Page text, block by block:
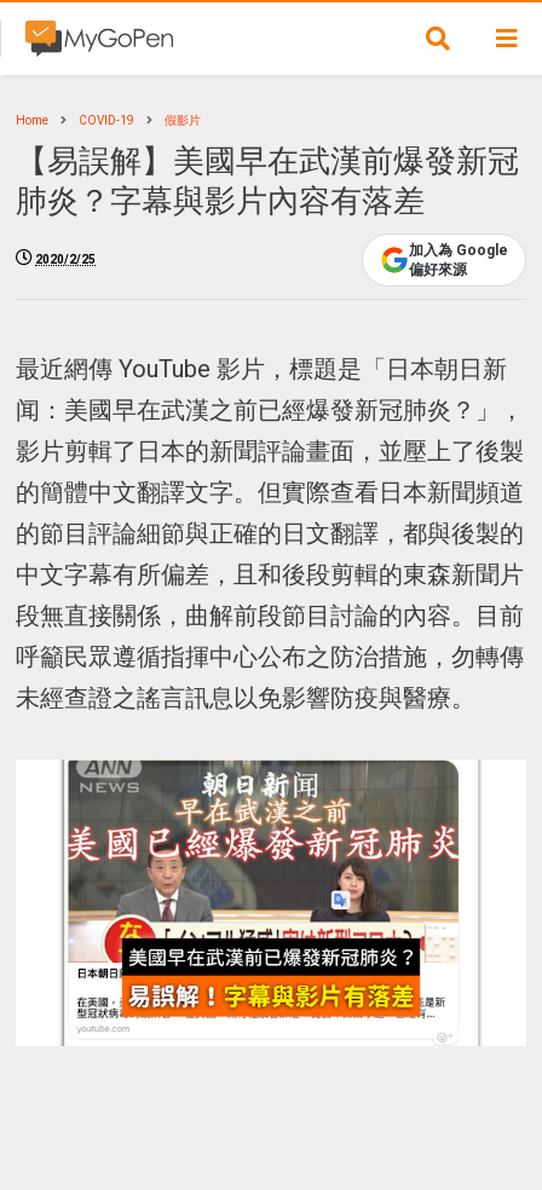
Home COVID-19 假影片
【易誤解】美國早在武漢前爆發新冠
肺炎？字幕與影片內容有落差
2020/2/25
加入為 Google
偏好來源
最近網傳 YouTube 影片，標題是「日本朝日新
闻：美國早在武漢之前已經爆發新冠肺炎？」，
影片剪輯了日本的新聞評論畫面，並壓上了後製
的簡體中文翻譯文字。但實際查看日本新聞頻道
的節目評論細節與正確的日文翻譯，都與後製的
中文字幕有所偏差，且和後段剪輯的東森新聞片
段無直接關係，曲解前段節目討論的內容。目前
呼籲民眾遵循指揮中心公布之防治措施，勿轉傳
未經查證之謠言訊息以免影響防疫與醫療。